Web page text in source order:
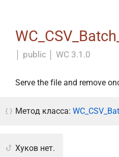
public WC 3.1.0
Serve the file and remove
Метод класса:
Хуков нет.